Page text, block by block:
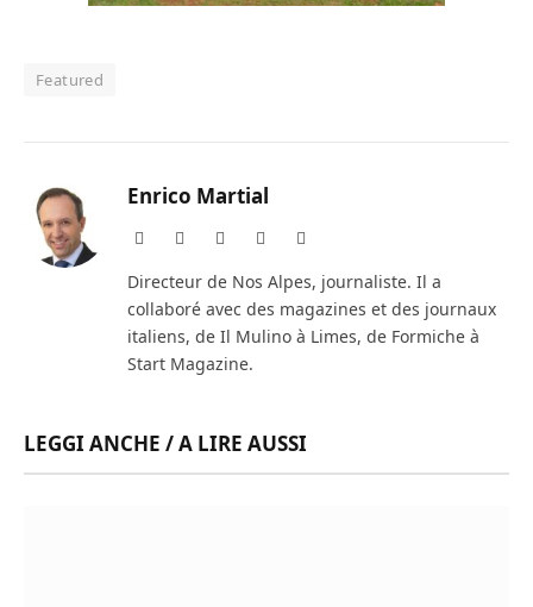
Featured
Enrico Martial
Website Facebook Instagram
Directeur de Nos Alpes, journaliste. Il a
collaboré avec des magazines et des journaux
italiens, de Il Mulino à Limes, de Formiche à
Start Magazine.
LEGGI ANCHE / A LIRE AUSSI